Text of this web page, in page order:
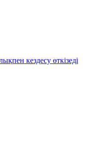
кездесу өткізеді